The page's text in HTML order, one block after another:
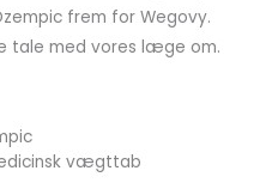
frem for Wegovy.
tale med vores læge om.
vægttab